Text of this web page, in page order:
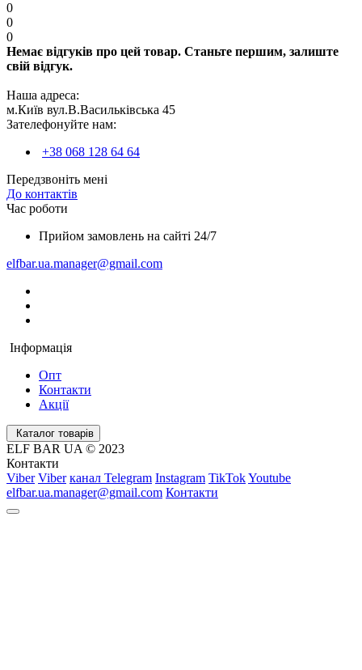
0
0
0
Немає відгуків про цей товар. Станьте першим, залиште
свій відгук.
Наша адреса:
м.Київ вул.В.Васильківська 45
Зателефонуйте нам:
+38 068 128 64 64
Передзвоніть мені
До контактів
Час роботи
Прийом замовлень на сайті 24/7
elfbar.ua.manager@gmail.com
Інформація
Опт
Контакти
Акції
Каталог товарів
ELF BAR UA © 2023
Контакти
Viber Viber канал Telegram Instagram TikTokYoutube
elfbar.ua.manager@gmail.com Контакти